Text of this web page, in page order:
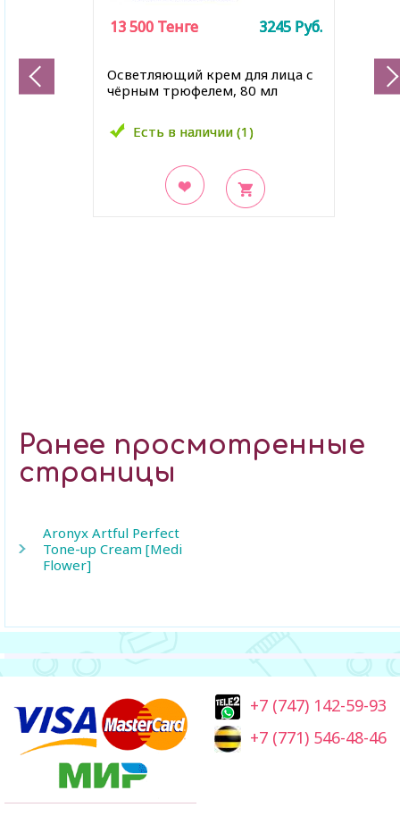
Осветляющий крем для лица с
чёрным трюфелем, 80 мл
Есть в наличии (1)
13 500 Тенге 3245 Руб.
Есть в наличии (1)
13 500 Тенге 3245 Руб.
Ранее просмотренные
страницы
Aronyx Artful Perfect
Tone-up Cream [Medi
Flower]
+7 (747) 142-59-93
+7 (771) 546-48-46